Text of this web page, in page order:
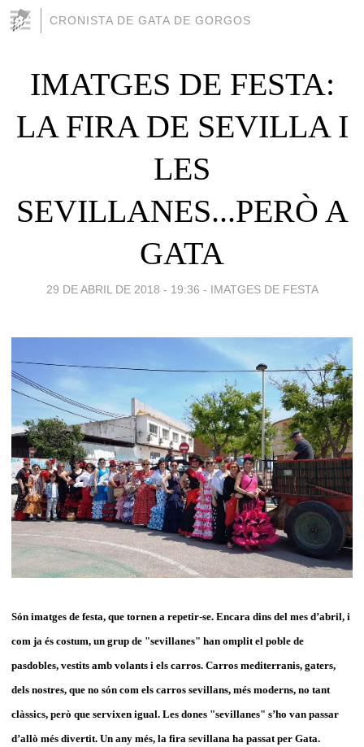
CRONISTA DE GATA DE GORGOS
IMATGES DE FESTA:
LA FIRA DE SEVILLA I
LES
SEVILLANES...PERÒ A
GATA
29 DE ABRIL DE 2018 - 19:36 - IMATGES DE FESTA
Són imatges de festa, que tornen a repetir-se. Encara dins del mes d’abril, i
com ja és costum, un grup de "sevillanes" han omplit el poble de
pasdobles, vestits amb volants i els carros. Carros mediterranis, gaters,
dels nostres, que no són com els carros sevillans, més moderns, no tant
clàssics, però que servixen igual. Les dones "sevillanes" s’ho van passar
d’allò més divertit. Un any més, la fira sevillana ha passat per Gata.